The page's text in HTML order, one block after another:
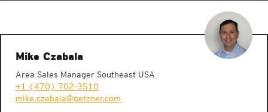
Mike Czabala
Area Sales Manager Southeast USA
+1 (470) 702-3510
mike.czabala@getzner.com